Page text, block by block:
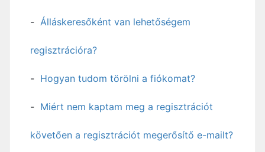
Álláskeresőként van lehetőségem
regisztrációra?
Hogyan tudom törölni a fiókomat?
Miért nem kaptam meg a regisztrációt
követően a regisztrációt megerősítő e-mailt?